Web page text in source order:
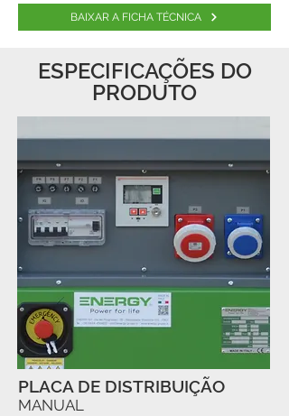
BAIXAR A FICHA TÉCNICA
ESPECIFICAÇÕES DO
PRODUTO
PLACA DE DISTRIBUIÇÃO
MANUAL